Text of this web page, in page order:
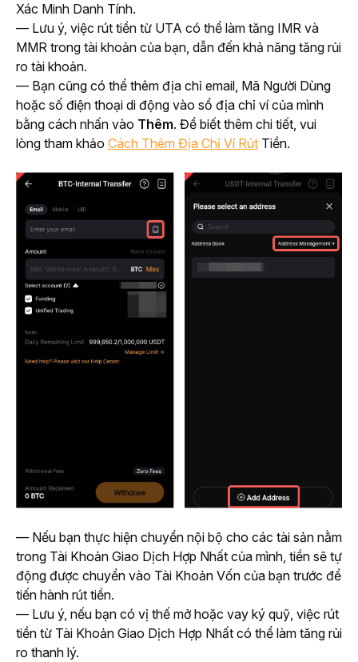
Xác Minh Danh Tính.
— Lưu ý, việc rút tiền từ UTA có thể làm tăng IMR và
MMR trong tài khoản của bạn, dẫn đến khả năng tăng rủi
ro tài khoản.
— Bạn cũng có thể thêm địa chỉ email, Mã Người Dùng
hoặc số điện thoại di động vào sổ địa chỉ ví của mình
bằng cách nhấn vào Thêm. Để biết thêm chi tiết, vui
lòng tham khảo Cách Thêm Địa Chỉ Ví Rút Tiền.
— Nếu bạn thực hiện chuyển nội bộ cho các tài sản nằm
trong Tài Khoản Giao Dịch Hợp Nhất của mình, tiền sẽ tự
động được chuyển vào Tài Khoản Vốn của bạn trước để
tiến hành rút tiền.
— Lưu ý, nếu bạn có vị thế mở hoặc vay ký quỹ, việc rút
tiền từ Tài Khoản Giao Dịch Hợp Nhất có thể làm tăng rủi
ro thanh lý.